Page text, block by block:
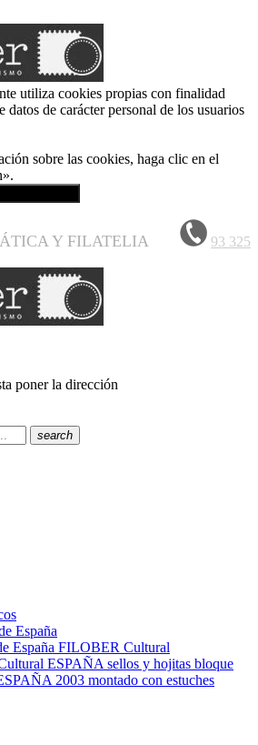
utiliza cookies propias con finalidad
datos de carácter personal de los usuarios
sobre las cookies, haga clic en el
Y FILATELIA
93 325
poner la dirección
search
España
España FILOBER Cultural
ESPAÑA sellos y hojitas bloque
2003 montado con estuches